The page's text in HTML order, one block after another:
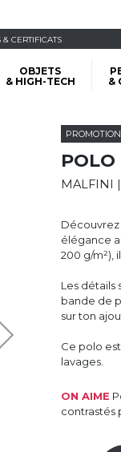
CERTIFICATS
OBJETS
& HIGH-TECH
&
PROMOTION
POLO
MALFINI
élégance
200 g/m²),
Les détails
bande de
sur ton
Ce polo
lavages.
ON AIME
contrastés